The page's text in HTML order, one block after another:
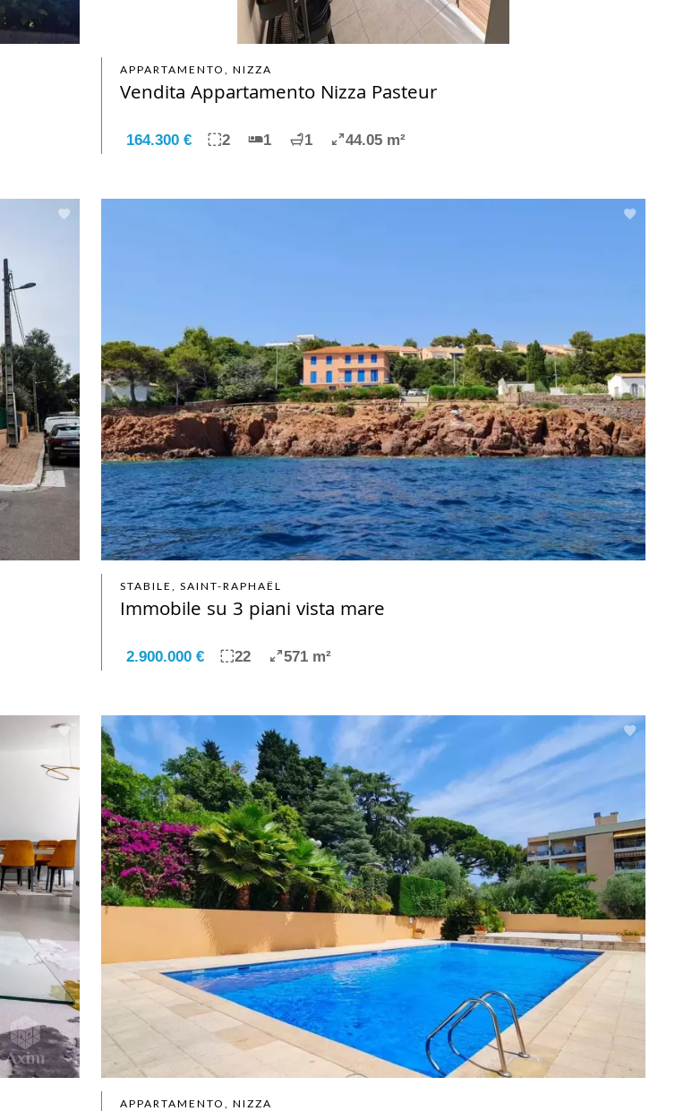
APPARTAMENTO, NIZZA
Vendita Appartamento Nizza Pasteur
164.300 € 2 1 1 44.05 m²
STABILE, SAINT-RAPHAËL
Immobile su 3 piani vista mare
2.900.000 € 22 571 m²
APPARTAMENTO, NIZZA